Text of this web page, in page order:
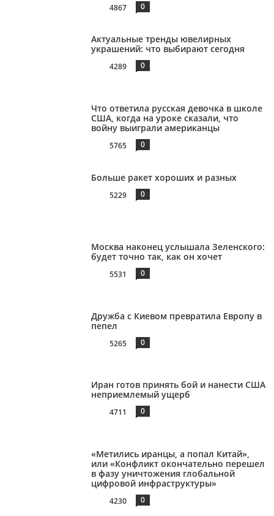
4867 0
Актуальные тренды ювелирных
украшений: что выбирают сегодня
4289 0
Что ответила русская девочка в школе
США, когда на уроке сказали, что
войну выиграли американцы
5765 0
Больше ракет хороших и разных
5229 0
Москва наконец услышала Зеленского:
будет точно так, как он хочет
5531 0
Дружба с Киевом превратила Европу в
пепел
5265 0
Иран готов принять бой и нанести США
неприемлемый ущерб
4711 0
«Метились иранцы, а попал Китай»,
или «Конфликт окончательно перешел
в фазу уничтожения глобальной
цифровой инфраструктуры»
4230 0